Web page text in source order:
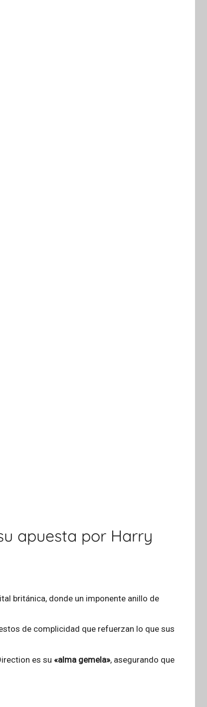
apuesta por Harry
británica, donde un imponente anillo de
de complicidad que refuerzan lo que sus
es su «alma gemela», asegurando que